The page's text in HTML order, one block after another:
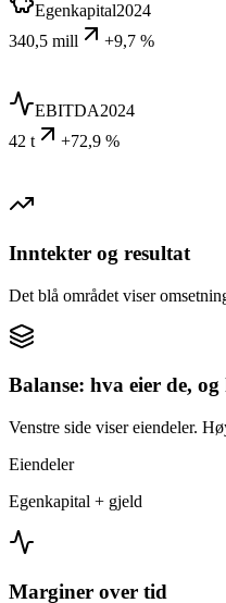
Egenkapital2024
340,5 mill
+9,7 %
EBITDA2024
42 t
+72,9 %
Inntekter og resultat
Det blå området viser
Balanse: hva eier de,
Venstre side viser eiendeler.
Eiendeler
Egenkapital + gjeld
Marginer over tid